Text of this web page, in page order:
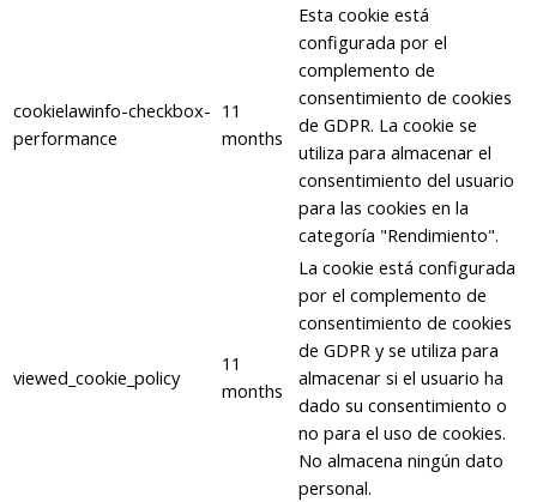
cookielawinfo-checkbox-
performance
11
months
Esta cookie está
configurada por el
complemento de
consentimiento de cookies
de GDPR. La cookie se
utiliza para almacenar el
consentimiento del usuario
para las cookies en la
categoría "Rendimiento".
viewed_cookie_policy
11
months
La cookie está configurada
por el complemento de
consentimiento de cookies
de GDPR y se utiliza para
almacenar si el usuario ha
dado su consentimiento o
no para el uso de cookies.
No almacena ningún dato
personal.